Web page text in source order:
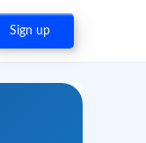
Sign up